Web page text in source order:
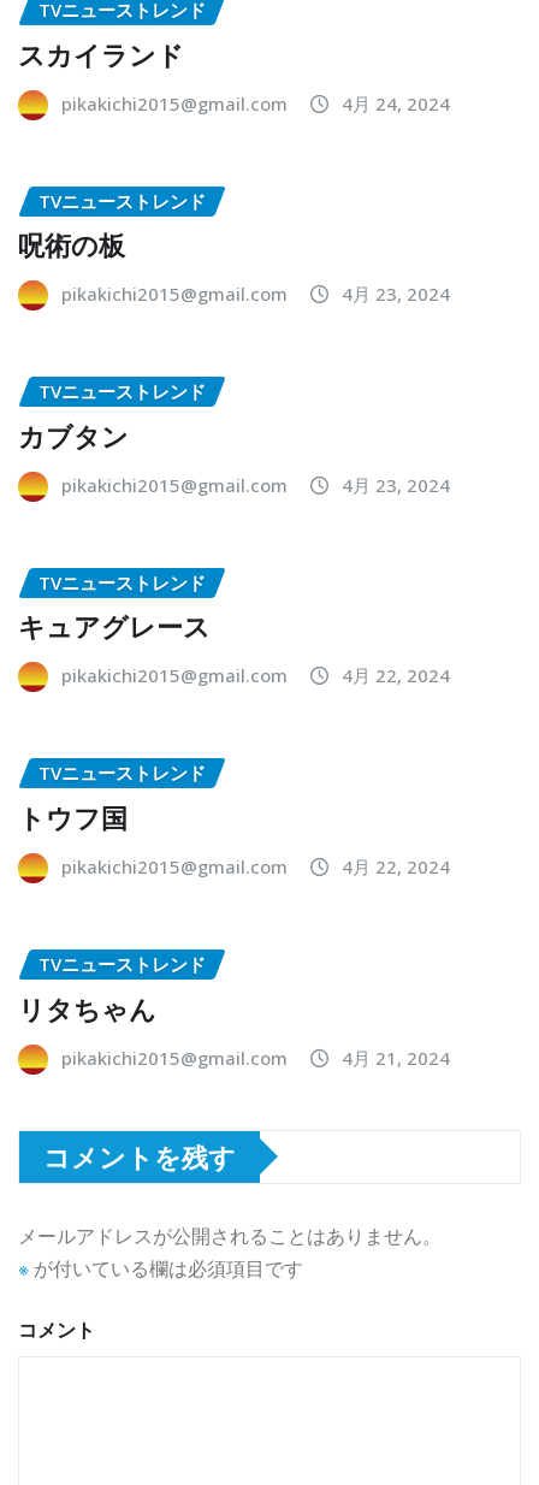
TVニューストレンド
スカイランド
pikakichi2015@gmail.com 4月 24, 2024
TVニューストレンド
呪術の板
pikakichi2015@gmail.com 4月 23, 2024
TVニューストレンド
カブタン
pikakichi2015@gmail.com 4月 23, 2024
TVニューストレンド
キュアグレース
pikakichi2015@gmail.com 4月 22, 2024
TVニューストレンド
トウフ国
pikakichi2015@gmail.com 4月 22, 2024
TVニューストレンド
リタちゃん
pikakichi2015@gmail.com 4月 21, 2024
コメントを残す
メールアドレスが公開されることはありません。
※ が付いている欄は必須項目です
コメント